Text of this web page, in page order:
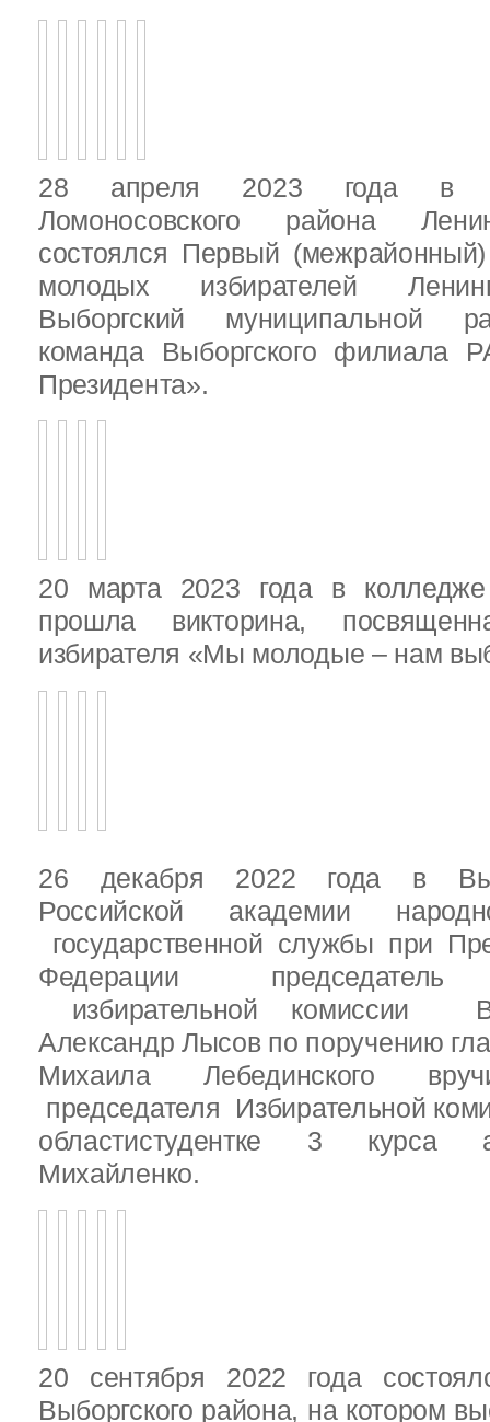
28 апреля 2023 года в
Ломоносовского района
состоялся Первый
молодых избирателей
Выборгский муниципальной
команда Выборгского филиала
Президента».
20 марта 2023 года в колледже
прошла викторина,
избирателя «Мы молодые – нам
26 декабря 2022 года в
Российской академии
государственной службы при
Федерации председатель
избирательной комиссии
Александр Лысов по поручению
Михаила Лебединского
председателя Избирательной
областистудентке 3 курса
Михайленко.
20 сентября 2022 года
Выборгского района, на котором